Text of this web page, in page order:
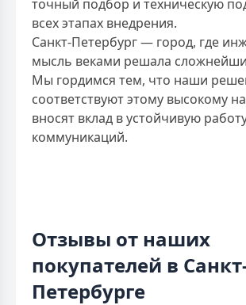
точный подбор и техническую
всех этапах внедрения.
Санкт-Петербург — город, где
мысль веками решала
Мы гордимся тем, что наши
соответствуют этому высокому
вносят вклад в устойчивую
коммуникаций.
Отзывы от наших
покупателей в
Петербурге